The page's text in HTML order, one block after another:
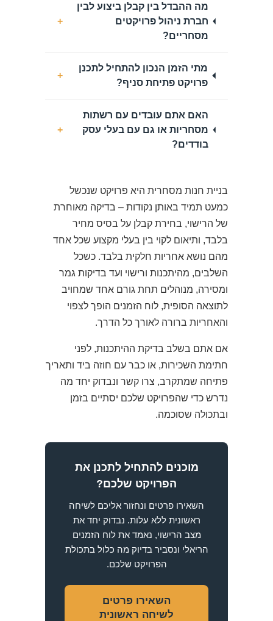
מה ההבדל בין קבלן ביצוע לבין
חברת ניהול פרויקטים
מסחריים?
+
מתי הזמן הנכון להתחיל לתכנן
פרויקט פתיחת סניף?
+
האם אתם עובדים עם רשתות
מסחריות או גם עם בעלי עסק
בודדים?
+
בניית חנות מסחרית היא פרויקט שנכשל
כמעט תמיד באותן נקודות – בדיקה מאוחרת
של הרישוי, בחירת קבלן על בסיס מחיר
בלבד, ותיאום לקוי בין בעלי מקצוע שכל אחד
מהם נושא אחריות חלקית בלבד. כשכל
השלבים, מהיתכנות ורישוי ועד בדיקות גמר
ומסירה, מנוהלים תחת גורם אחד שמחויב
לתוצאה הסופית, לוח הזמנים הופך לצפוי
והאחריות ברורה לאורך כל הדרך.
אם אתם בשלב בדיקת ההיתכנות, לפני
חתימת השכירות, או כבר עם חוזה ביד ותאריך
פתיחה שמתקרב, צרו קשר ונבדוק יחד מה
נדרש כדי שהפרויקט שלכם יסתיים בזמן
ובתכולה שסוכמה.
מוכנים להתחיל לתכנן את
הפרויקט שלכם?
השאירו פרטים ונחזור אליכם לשיחה
ראשונית ללא עלות. נבדוק יחד את
מצב הרישוי, נאמד את לוח הזמנים
הריאלי ונסביר בדיוק מה כלול בתכולת
הפרויקט שלכם.
השאירו פרטים
לשיחה ראשונית